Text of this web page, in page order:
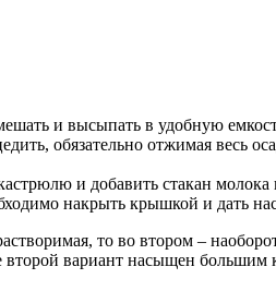
и высыпать в удобную
обязательно отжимая весь
и добавить стакан
накрыть крышкой и дать
то во втором –
вариант насыщен большим